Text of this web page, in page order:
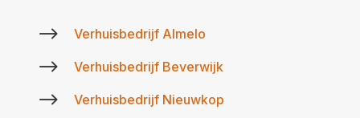
$ Verhuisbedrijf Almelo
$ Verhuisbedrijf Beverwijk
$ Verhuisbedrijf Nieuwkop